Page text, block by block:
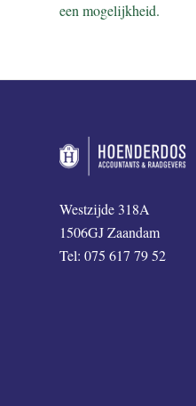
een mogelijkheid.
Westzijde 318A
1506GJ Zaandam
Tel: 075 617 79 52